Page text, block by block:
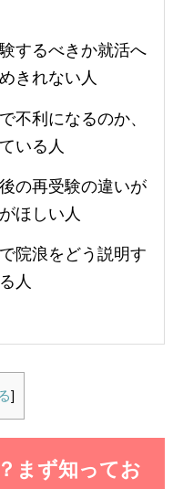
するべきか就活へ
きれない人
不利になるのか、
いる人
の再受験の違いが
ほしい人
院浪をどう説明す
人
]
まず知ってお